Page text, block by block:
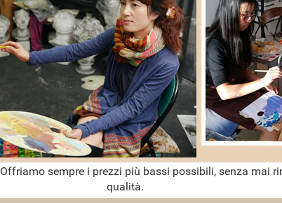
Offriamo sempre i prezzi più bassi possibili, senza mai
qualità.